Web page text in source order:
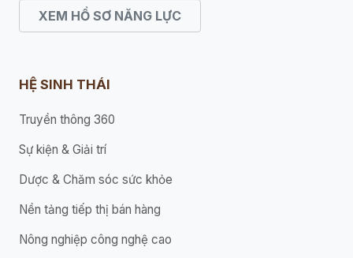
XEM HỒ SƠ NĂNG LỰC
HỆ SINH THÁI
Truyền thông 360
Sự kiện & Giải trí
Dược & Chăm sóc sức khỏe
Nền tảng tiếp thị bán hàng
Nông nghiệp công nghệ cao